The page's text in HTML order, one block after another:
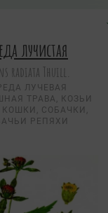
лучистая
radiata Thuill.
ЛУЧЕВАЯ
ТРАВА, КОЗЬИ
СОБАЧКИ,
РЕПЯХИ